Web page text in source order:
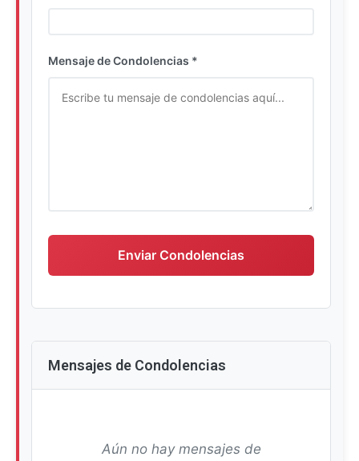
Mensaje de Condolencias *
Enviar Condolencias
Mensajes de Condolencias
Aún no hay mensajes de